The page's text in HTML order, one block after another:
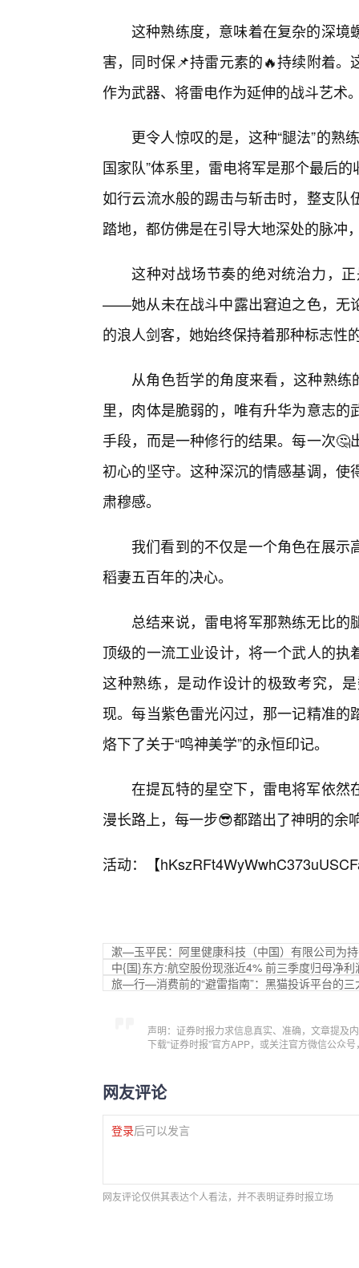
这种熟练度，意味着在复杂的深境
害，同时保📌持雷元素的🔥持续附着
作为武器、将雷电作为延伸的战斗艺术
更令人惊叹的是，这种“腿法”的熟
国家队”体系里，雷电将军是那个最后
如行云流水般的踢击与斩击时，整支
踏地，都仿佛是在引导大地深处的脉冲
这种对战场节奏的绝对统治力，
——她从未在战斗中露出窘迫之色，无
的浪人剑客，她始终保持着那种标志性
从角色哲学的角度来看，这种熟练
里，肉体是脆弱的，唯有升华为意志
手段，而是一种修行的结果。每一次
初心的坚守。这种深沉的情感基调，
肃穆感。
我们看到的不仅是一个角色在展
稻妻五百年的决心。
总结来说，雷电将军那熟练无比
顶级的一流工业设计，将一个武人的
这种熟练，是动作设计的极致考究，
现。每当紫色雷光闪过，那一记精准
烙下了关于“鸣神美学”的永恒印记。
在提瓦特的星空下，雷电将军依然
漫长路上，每一步😎都踏出了神明的余
活动：【
漱—玉平民：阿里健康科技（中国）有限公司为
中{国}东方:航空股份现涨近4% 前三季度归母净
旅—行—消费前的“避雷指南”：黑猫投诉平台的三
声明：证券时报力求信息真实、准确，文章提及
下载“证券时报”官方APP，或关注官方微信公众
网友评论
登录后可以发言
网友评论仅供其表达个人看法，并不表明证券时报立场